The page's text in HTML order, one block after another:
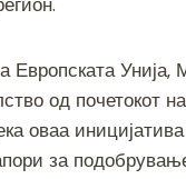
Европската Унија,
од почетокот
оваа
за